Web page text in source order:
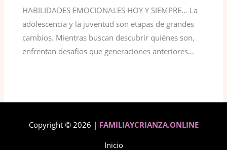
HABILIDADES EMOCIONALES HOY Y SIEMPRE… La
adolescencia y la juventud son etapas de grandes
cambios. Mientras buscan descubrir quiénes son,
enfrentan desafíos que generaciones anteriores…
Copyright © 2026 | FAMILIAYCRIANZA.ONLINE
Inicio